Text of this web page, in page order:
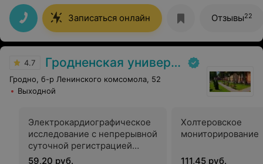
объяснила,показала,проконсультировала. Побольше
таких специалистов. Добрый , отзывчивый человек. На
ресепшене обслуживание на высшем уровне.
Следующий раз если понадобится, то только к вам.
Спасибо.
Записаться онлайн Отзывы22
4.7 Гродненская университетская клиника
Гродно, б-р Ленинского комсомола, 52
Выходной
Электрокардиографическое
исследование с непрерывной
суточной регистрацией
(холтер-мониторирование)
59,20 руб.
Холтеровское
мониторирование
111,45 руб.